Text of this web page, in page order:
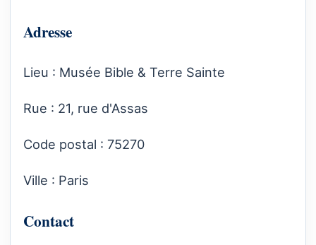
Adresse
Lieu : Musée Bible & Terre Sainte
Rue : 21, rue d'Assas
Code postal : 75270
Ville : Paris
Contact